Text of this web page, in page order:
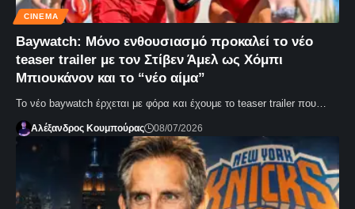
CINEMA
Baywatch: Μόνο ενθουσιασμό προκαλεί το νέο
teaser trailer με τον Στίβεν Άμελ ως Χόμπι
Μπιουκάνoν και το “νέο αίμα”
To νέο baywatch έρχεται με φόρα και έχουμε το teaser trailer που…
Αλέξανδρος Κουμπούρας 08/07/2026